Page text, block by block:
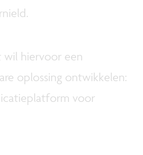
wil hiervoor een
oplossing ontwikkelen:
voor